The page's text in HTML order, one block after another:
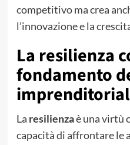
competitivo ma crea
l’innovazione e la
La resilienza
fondamento
La resilienzaè una virtù
capacità di affrontare le